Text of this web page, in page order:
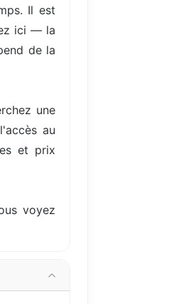
Il est
ici — la
de la
une
au
et prix
voyez